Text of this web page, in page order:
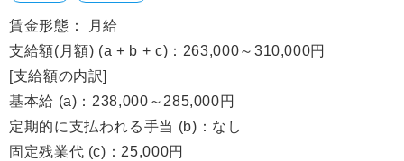
賃金形態： 月給
支給額(月額) (a + b + c)：263,000～310,000円
[支給額の内訳]
基本給 (a)：238,000～285,000円
定期的に支払われる手当 (b)：なし
固定残業代 (c)：25,000円